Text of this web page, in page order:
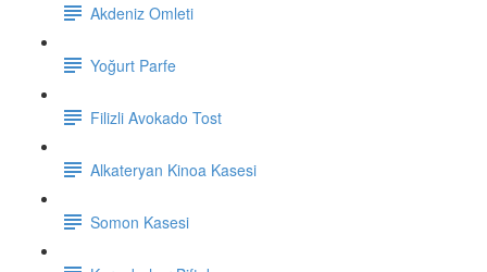
Akdeniz Omleti
Yoğurt Parfe
Filizli Avokado Tost
Alkateryan Kinoa Kasesi
Somon Kasesi